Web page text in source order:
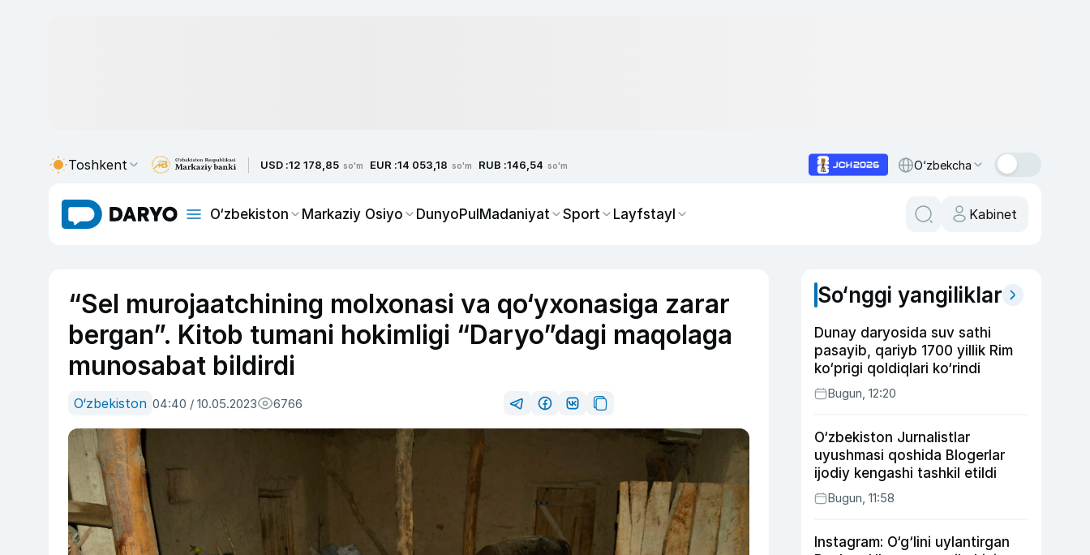
Toshkent USD :12 178,85 so'm EUR :14 053,18 so'm RUB :146,54 so'm O‘zbekcha
O‘zbekiston Markaziy Osiyo DunyoPulMadaniyat Sport Layfstayl Kabinet
“Sel murojaatchining molxonasi va qo‘yxonasiga zarar
bergan”. Kitob tumani hokimligi “Daryo”dagi maqolaga
munosabat bildirdi
O‘zbekiston 04:40 / 10.05.2023 6766
So‘nggi yangiliklar
Dunay daryosida suv sathi
pasayib, qariyb 1700 yillik Rim
ko‘prigi qoldiqlari ko‘rindi
Bugun, 12:20
O‘zbekiston Jurnalistlar
uyushmasi qoshida Blogerlar
ijodiy kengashi tashkil etildi
Bugun, 11:58
Instagram: O‘g‘lini uylantirgan